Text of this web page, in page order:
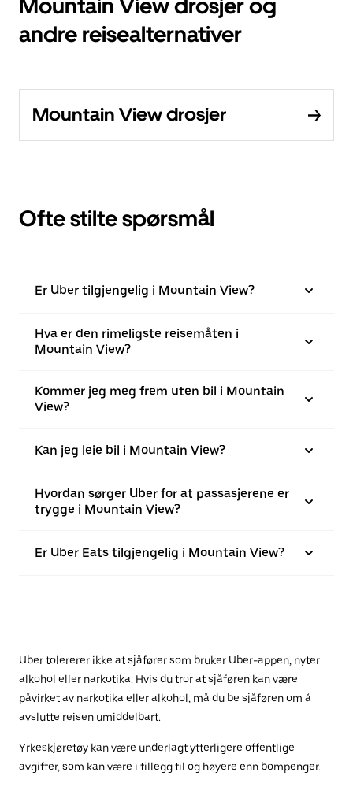
Mountain View drosjer og
andre reisealternativer
Mountain View drosjer
Ofte stilte spørsmål
Er Uber tilgjengelig i Mountain View?
Hva er den rimeligste reisemåten i
Mountain View?
Kommer jeg meg frem uten bil i Mountain
View?
Kan jeg leie bil i Mountain View?
Hvordan sørger Uber for at passasjerene er
trygge i Mountain View?
Er Uber Eats tilgjengelig i Mountain View?
Uber tolererer ikke at sjåfører som bruker Uber-appen, nyter
alkohol eller narkotika. Hvis du tror at sjåføren kan være
påvirket av narkotika eller alkohol, må du be sjåføren om å
avslutte reisen umiddelbart.
Yrkeskjøretøy kan være underlagt ytterligere offentlige
avgifter, som kan være i tillegg til og høyere enn bompenger.